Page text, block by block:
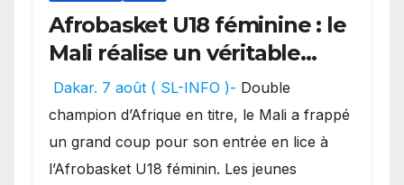
Afrobasket U18 féminine : le
Mali réalise un véritable
festival offensif et inflige
une lourde défaite au
Bénin.
Dakar. 7 août ( SL-INFO )- Double
champion d’Afrique en titre, le Mali a frappé
un grand coup pour son entrée en lice à
l’Afrobasket U18 féminin. Les jeunes